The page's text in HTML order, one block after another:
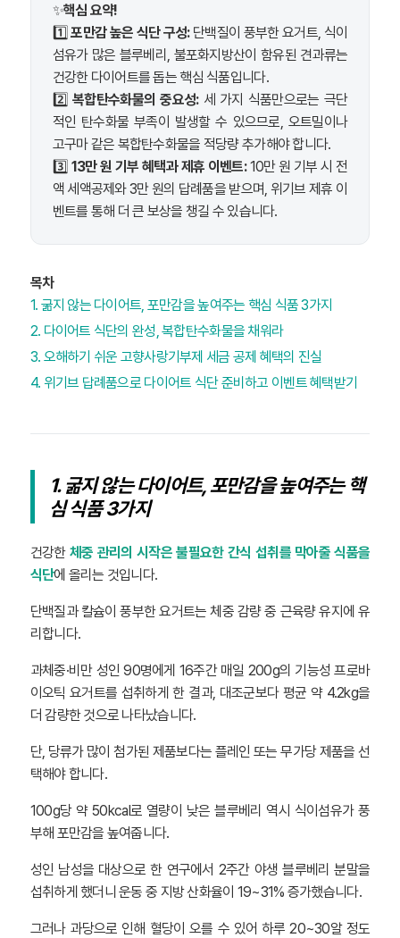
✨핵심 요약!
1️⃣포만감 높은 식단 구성:단백질이 풍부한 요거트, 식이
섬유가 많은 블루베리, 불포화지방산이 함유된 견과류는
건강한 다이어트를 돕는 핵심 식품입니다.
2️⃣복합탄수화물의 중요성:세 가지 식품만으로는 극단
적인 탄수화물 부족이 발생할 수 있으므로, 오트밀이나
고구마 같은 복합탄수화물을 적당량 추가해야 합니다.
3️⃣ 13만 원 기부 혜택과 제휴 이벤트:10만 원 기부 시 전
액 세액공제와 3만 원의 답례품을 받으며, 위기브 제휴 이
벤트를 통해 더 큰 보상을 챙길 수 있습니다.
목차
1. 굶지 않는 다이어트, 포만감을 높여주는 핵심 식품 3가지
2. 다이어트 식단의 완성, 복합탄수화물을 채워라
3. 오해하기 쉬운 고향사랑기부제 세금 공제 혜택의 진실
4. 위기브 답례품으로 다이어트 식단 준비하고 이벤트 혜택받기
1. 굶지 않는 다이어트, 포만감을 높여주는 핵
심 식품 3가지
건강한 체중 관리의 시작은 불필요한 간식 섭취를 막아줄 식품을
식단에 올리는 것입니다.
단백질과 칼슘이 풍부한 요거트는 체중 감량 중 근육량 유지에 유
리합니다.
과체중·비만 성인 90명에게 16주간 매일 200g의 기능성 프로바
이오틱 요거트를 섭취하게 한 결과, 대조군보다 평균 약 4.2kg을
더 감량한 것으로 나타났습니다.
단, 당류가 많이 첨가된 제품보다는 플레인 또는 무가당 제품을 선
택해야 합니다.
100g당 약 50kcal로 열량이 낮은 블루베리 역시 식이섬유가 풍
부해 포만감을 높여줍니다.
성인 남성을 대상으로 한 연구에서 2주간 야생 블루베리 분말을
섭취하게 했더니 운동 중 지방 산화율이 19~31% 증가했습니다.
그러나 과당으로 인해 혈당이 오를 수 있어 하루 20~30알 정도